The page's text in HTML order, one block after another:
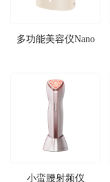
多功能美容仪Nano
小蛮腰射频仪